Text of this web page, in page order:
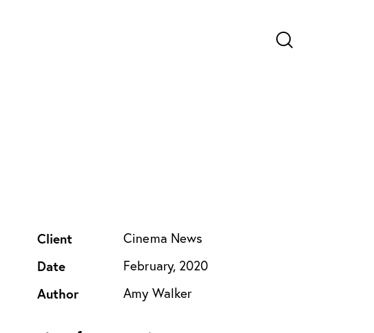
Client Cinema News
Date February, 2020
Author Amy Walker